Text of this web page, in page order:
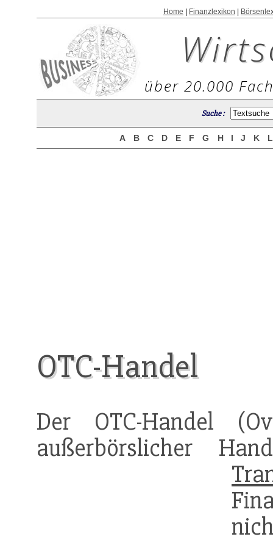
Home Finanzlexikon
über 20.000
Suche :
A B C D E F G H I J K
OTC-Handel
Der OTC-Handel
außerbörslicher